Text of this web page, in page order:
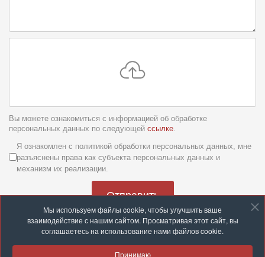
Мы используем файлы cookie, чтобы улучшить ваше
взаимодействие с нашим сайтом. Просматривая этот сайт, вы
соглашаетесь на использование нами файлов cookie.
Принимаю
Вы можете ознакомиться с информацией об обработке
персональных данных по следующей ссылке.
Условия обслуживания *
Я ознакомлен с политикой обработки персональных данных, мне
разъяснены права как субъекта персональных данных и
механизм их реализации.
Отправить